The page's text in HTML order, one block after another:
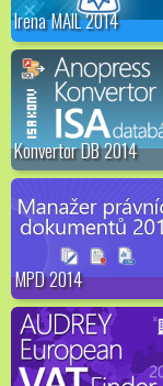
Irena MAIL 2014
Konvertor DB 2014
MPD 2014